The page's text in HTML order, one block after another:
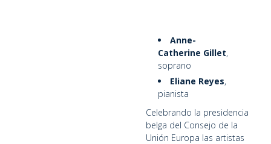
Anne-
Catherine Gillet,
soprano
Eliane Reyes,
pianista
Celebrando la presidencia
belga del Consejo de la
Unión Europa las artistas